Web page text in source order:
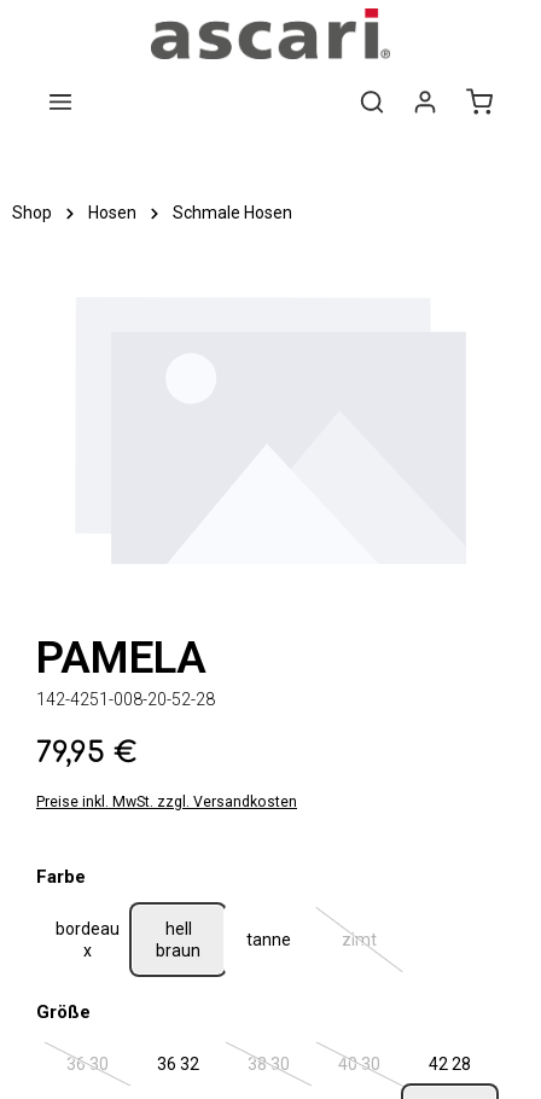
Zum Hauptinhalt springen
Shop Hosen Schmale Hosen
PAMELA
142-4251-008-20-52-28
Regulärer Preis:
79,95 €
Preise inkl. MwSt. zzgl. Versandkosten
Farbe
bordeau
x
hell
braun
tanne zimt(Diese Option ist zurzeit
Größe
36 30(Diese Option ist zurzeit nicht verfügbar.)
36 32 38 30(Diese Option ist zurzeit nicht
40 30(Diese Option ist zurzeit
42 28